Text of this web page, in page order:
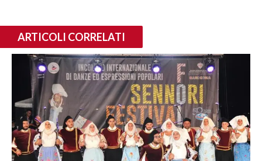
ARTICOLI CORRELATI